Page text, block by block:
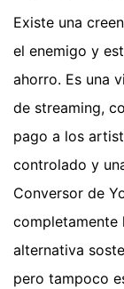
Existe una
el enemigo y
ahorro. Es una
de streaming,
pago a los
controlado y
Conversor de
completamente
alternativa
pero tampoco